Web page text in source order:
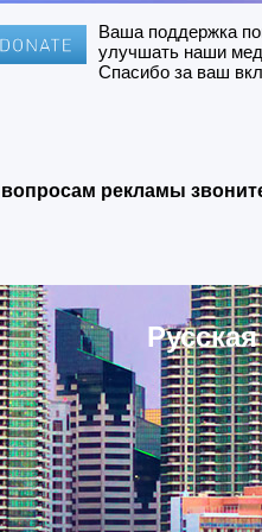
Ваша поддержка
улучшать наши
Спасибо за ваш
рекламы